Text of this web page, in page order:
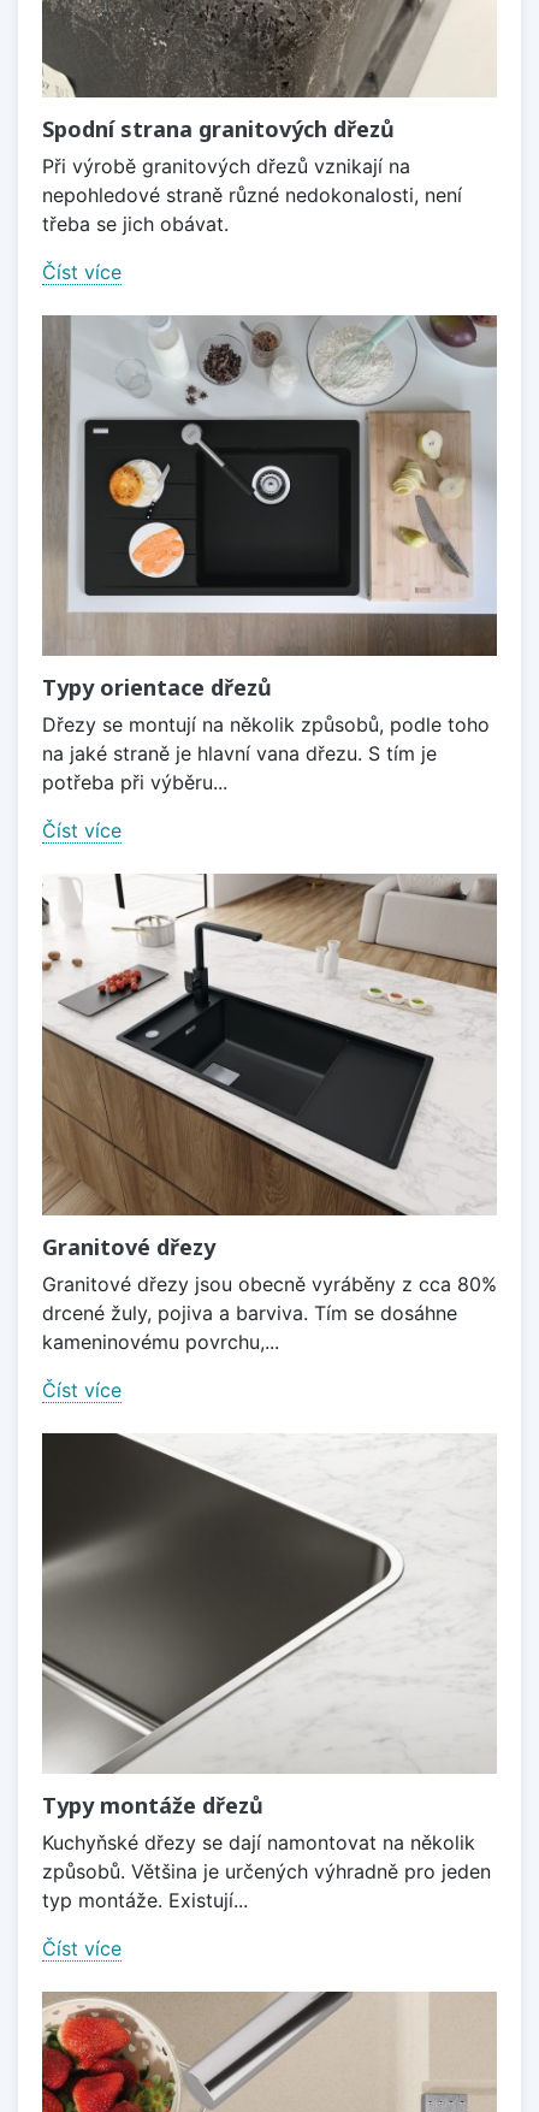
Spodní strana granitových dřezů
Při výrobě granitových dřezů vznikají na
nepohledové straně různé nedokonalosti, není
třeba se jich obávat.
Číst více
Typy orientace dřezů
Dřezy se montují na několik způsobů, podle toho
na jaké straně je hlavní vana dřezu. S tím je
potřeba při výběru...
Číst více
Granitové dřezy
Granitové dřezy jsou obecně vyráběny z cca 80%
drcené žuly, pojiva a barviva. Tím se dosáhne
kameninovému povrchu,...
Číst více
Typy montáže dřezů
Kuchyňské dřezy se dají namontovat na několik
způsobů. Většina je určených výhradně pro jeden
typ montáže. Existují...
Číst více